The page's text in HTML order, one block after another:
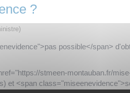
?
possible</span>
stmeen-montauban.fr/
et <span